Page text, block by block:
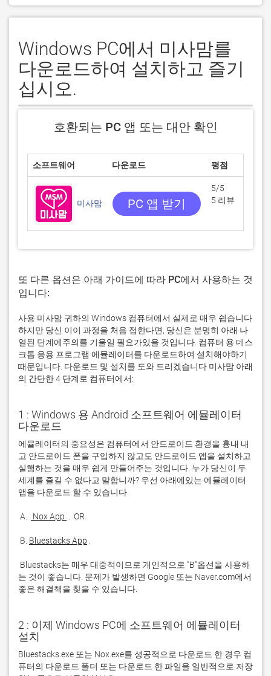
Windows PC에서 미사맘를
다운로드하여 설치하고 즐기
십시오.
호환되는 PC 앱 또는 대안 확인
소프트웨어 다운로드 평점
미사맘 PC 앱 받기
5/5
5 리뷰
또 다른 옵션은 아래 가이드에 따라 PC에서 사용하는 것
입니다:
사용 미사맘 귀하의 Windows 컴퓨터에서 실제로 매우 쉽습니다
하지만 당신 이이 과정을 처음 접한다면, 당신은 분명히 아래 나
열된 단계에주의를 기울일 필요가있을 것입니다. 컴퓨터 용 데스
크톱 응용 프로그램 에뮬레이터를 다운로드하여 설치해야하기
때문입니다. 다운로드 및 설치를 도와 드리겠습니다 미사맘 아래
의 간단한 4 단계로 컴퓨터에서:
1 : Windows 용 Android 소프트웨어 에뮬레이터
다운로드
에뮬레이터의 중요성은 컴퓨터에서 안드로이드 환경을 흉내 내
고 안드로이드 폰을 구입하지 않고도 안드로이드 앱을 설치하고
실행하는 것을 매우 쉽게 만들어주는 것입니다. 누가 당신이 두
세계를 즐길 수 없다고 말합니까? 우선 아래에있는 에뮬레이터
A. Nox App
B. Bluestacks App
는 것이 좋습니다. 문제가 발생하면 Google 또는 Naver.com에서
좋은 해결책을 찾을 수 있습니다.
2 : 이제 Windows PC에 소프트웨어 에뮬레이터
설치
Bluestacks.exe 또는 Nox.exe를 성공적으로 다운로드 한 경우 컴
퓨터의 다운로드 폴더 또는 다운로드 한 파일을 일반적으로 저장